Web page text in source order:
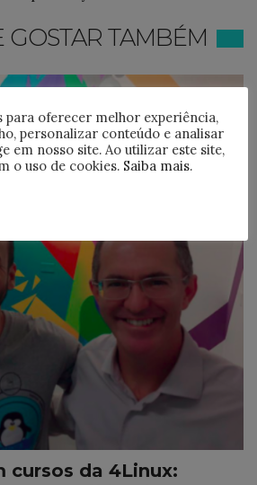
TAMBÉM
cursos da 4Linux:
para oferecer melhor experiência,
personalizar conteúdo e analisar
em nosso site. Ao utilizar este site,
o uso de cookies. Saiba mais.